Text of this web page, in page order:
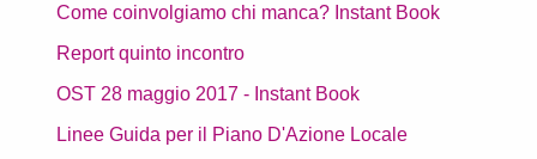
Come coinvolgiamo chi manca? Instant Book
Report quinto incontro
OST 28 maggio 2017 - Instant Book
Linee Guida per il Piano D'Azione Locale